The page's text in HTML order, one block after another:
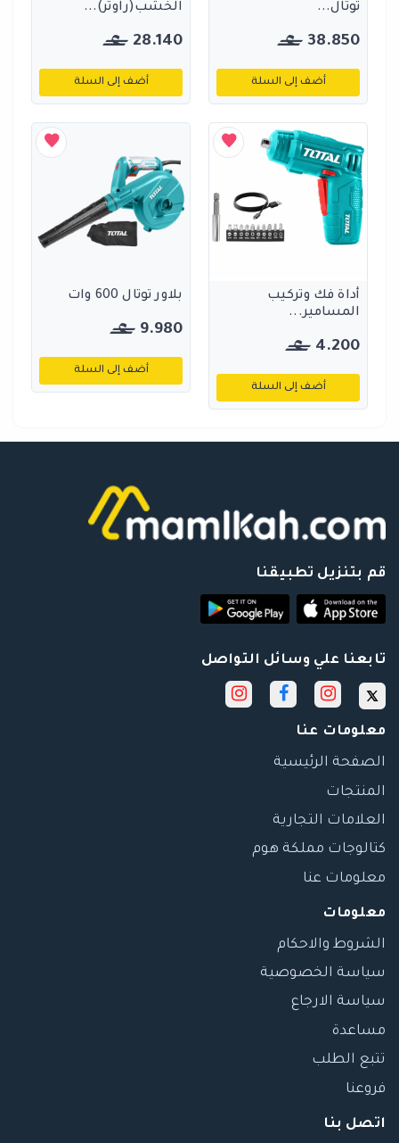
توتال...
38.850
أضف إلى السلة
الخشب(راوتر)...
28.140
أضف إلى السلة
أداة فك وتركيب
المسامير...
4.200
أضف إلى السلة
بلاور توتال 600 وات
9.980
أضف إلى السلة
قم بتنزيل تطبيقنا
تابعنا علي وسائل التواصل
معلومات عنا
الصفحة الرئيسية
المنتجات
العلامات التجارية
كتالوجات مملكة هوم
معلومات عنا
معلومات
الشروط والاحكام
سياسة الخصوصية
سياسة الارجاع
مساعدة
تتبع الطلب
فروعنا
اتصل بنا